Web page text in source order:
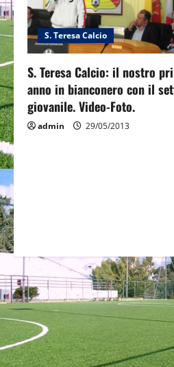
i
g
a
t
i
S. Teresa Calcio
S. Teresa Calcio: il nostro
anno in bianconero con il
giovanile. Video-Foto.
admin 29/05/2013